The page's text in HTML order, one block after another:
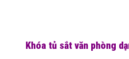
Khóa tủ sắt văn phòng